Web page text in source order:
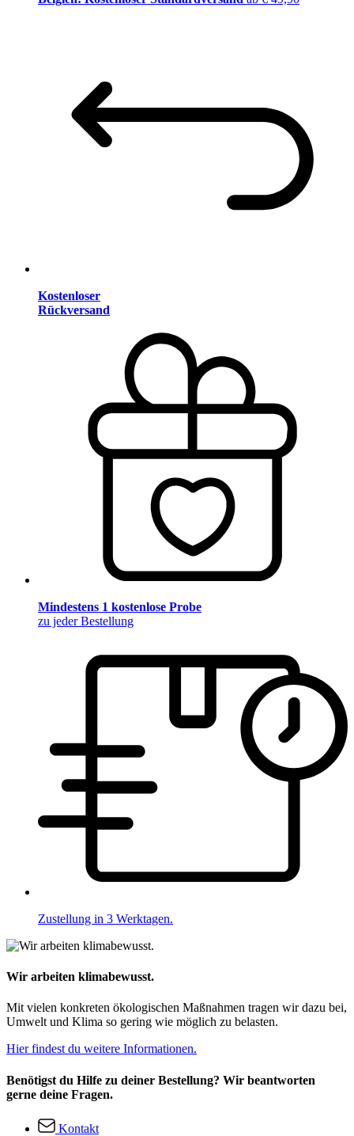
Kostenloser
Rückversand
Mindestens 1 kostenlose Probe
zu jeder Bestellung
Zustellung in 3 Werktagen.
Wir arbeiten klimabewusst.
Mit vielen konkreten ökologischen Maßnahmen tragen wir dazu bei,
Umwelt und Klima so gering wie möglich zu belasten.
Hier findest du weitere Informationen.
Benötigst du Hilfe zu deiner Bestellung? Wir beantworten
gerne deine Fragen.
Kontakt